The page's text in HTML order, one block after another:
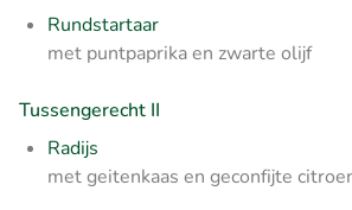
Rundstartaar
met puntpaprika en zwarte olijf
Tussengerecht II
Radijs
met geitenkaas en geconfijte